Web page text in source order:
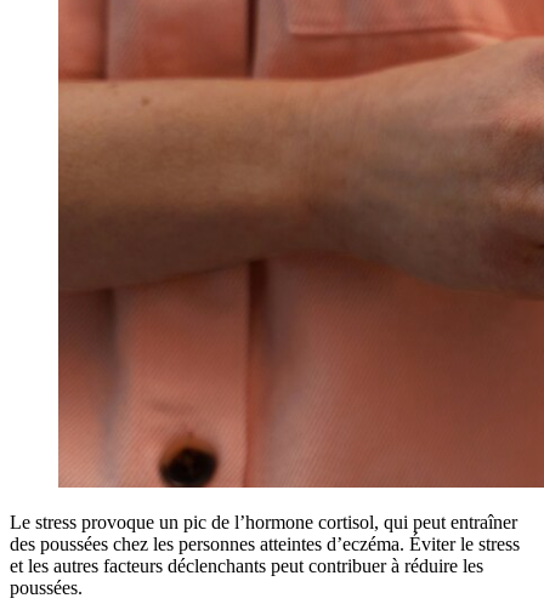
Le stress provoque un pic de l’hormone cortisol, qui peut entraîner
des poussées chez les personnes atteintes d’eczéma. Éviter le stress
et les autres facteurs déclenchants peut contribuer à réduire les
poussées.